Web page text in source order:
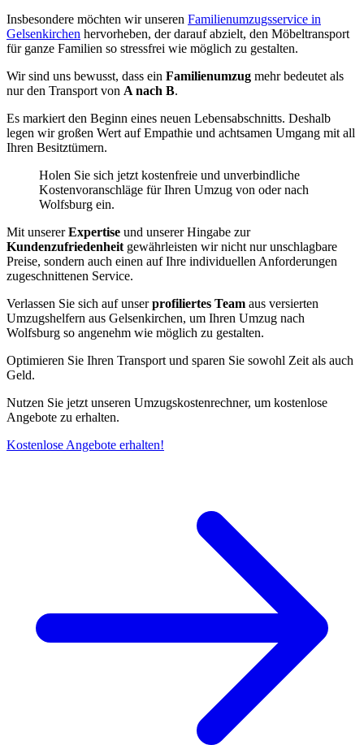
Insbesondere möchten wir unseren Familienumzugsservice in
Gelsenkirchen hervorheben, der darauf abzielt, den Möbeltransport
für ganze Familien so stressfrei wie möglich zu gestalten.
Wir sind uns bewusst, dass ein Familienumzug mehr bedeutet als
nur den Transport von A nach B.
Es markiert den Beginn eines neuen Lebensabschnitts. Deshalb
legen wir großen Wert auf Empathie und achtsamen Umgang mit all
Ihren Besitztümern.
Holen Sie sich jetzt kostenfreie und unverbindliche
Kostenvoranschläge für Ihren Umzug von oder nach
Wolfsburg ein.
Mit unsererExpertise und unserer Hingabe zur
Kundenzufriedenheit gewährleisten wir nicht nur unschlagbare
Preise, sondern auch einen auf Ihre individuellen Anforderungen
zugeschnittenen Service.
Verlassen Sie sich auf unserprofiliertes Team aus versierten
Umzugshelfern aus Gelsenkirchen, um Ihren Umzug nach
Wolfsburg so angenehm wie möglich zu gestalten.
Optimieren Sie Ihren Transport und sparen Sie sowohl Zeit als auch
Geld.
Nutzen Sie jetzt unseren Umzugskostenrechner, um kostenlose
Angebote zu erhalten.
Kostenlose Angebote erhalten!